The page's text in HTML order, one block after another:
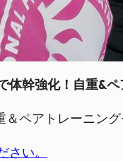
体幹強化！自重&
ペアトレーニング
い。